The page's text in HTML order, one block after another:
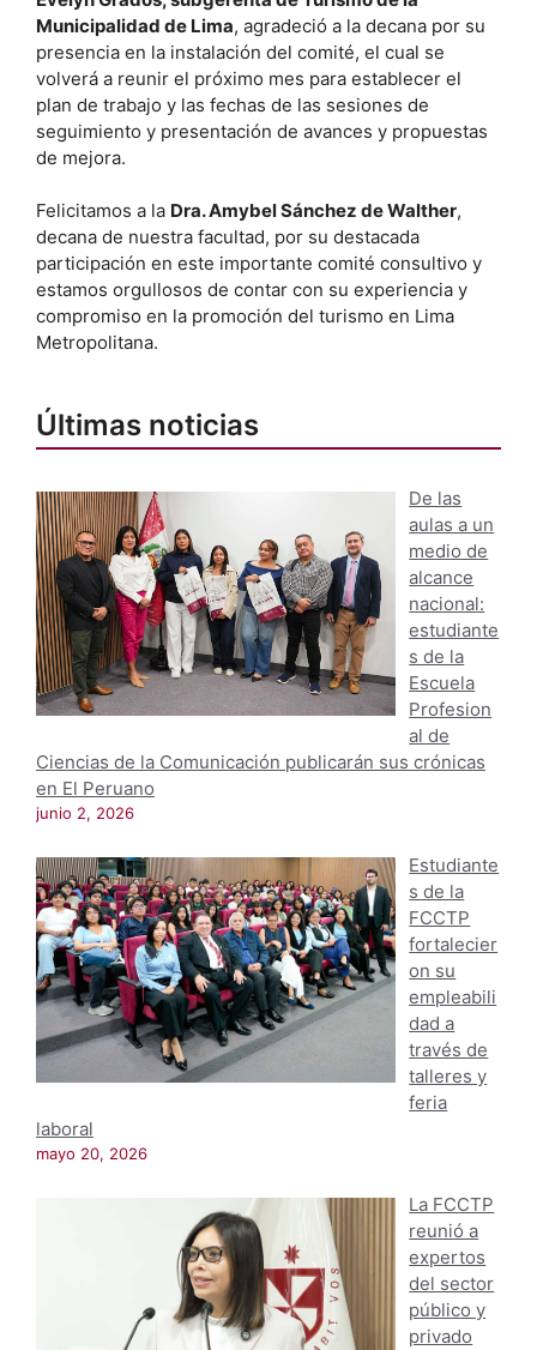
Municipalidad de Lima, agradeció a la decana por su
presencia en la instalación del comité, el cual se
volverá a reunir el próximo mes para establecer el
plan de trabajo y las fechas de las sesiones de
seguimiento y presentación de avances y propuestas
de mejora.
Felicitamos a la Dra. Amybel Sánchez de Walther,
decana de nuestra facultad, por su destacada
participación en este importante comité consultivo y
estamos orgullosos de contar con su experiencia y
compromiso en la promoción del turismo en Lima
Metropolitana.
Últimas noticias
De las
aulas a un
medio de
alcance
nacional:
estudiante
s de la
Escuela
Profesion
al de
Ciencias de la Comunicación publicarán sus crónicas
en El Peruano
junio 2, 2026
Estudiante
s de la
FCCTP
fortalecier
on su
empleabili
dad a
través de
talleres y
feria
laboral
mayo 20, 2026
La FCCTP
reunió a
expertos
del sector
público y
privado